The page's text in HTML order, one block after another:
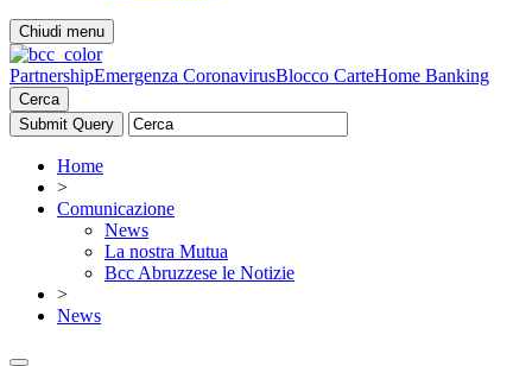
Chiudi menu
PartnershipEmergenza CoronavirusBlocco CarteHome Banking
Cerca
Home
>
Comunicazione
News
La nostra Mutua
Bcc Abruzzese le Notizie
>
News